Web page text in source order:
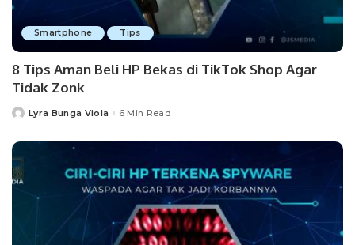
Smartphone Tips
8 Tips Aman Beli HP Bekas di TikTok Shop Agar
Tidak Zonk
PostedLyra Bunga Viola 6 Min Read